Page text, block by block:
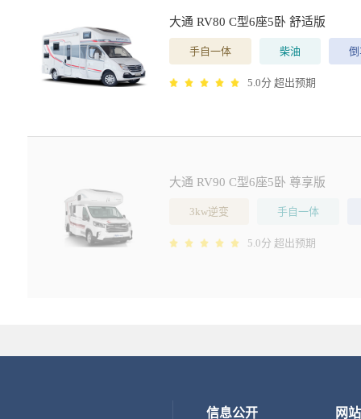
大通 RV80 C型6座5卧 舒适版
手自一体 柴油
5.0分 超出预期
大通 RV90 C型6座5卧 尊享版
3kw逆变 手自一体
5.0分 超出预期
信息公开 网